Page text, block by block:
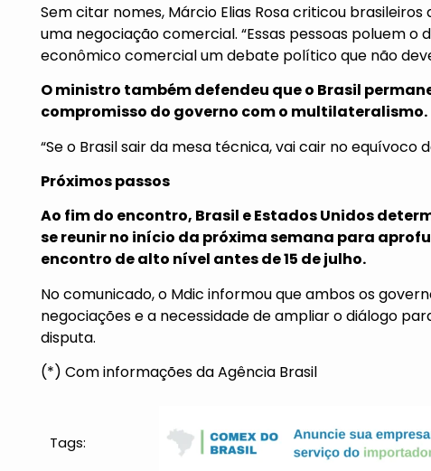
Sem citar nomes, Márcio Elias Rosa criticou
uma negociação comercial. “Essas pessoas poluem
econômico comercial um debate político que não
O ministro também defendeu queo Brasil
compromisso do governo com o multilateralismo.
“Se o Brasil sair da mesa técnica, vai cair no
Próximos passos
Ao fim do encontro, Brasil e Estados Unidos
se reunir no início da próxima semana para
encontro de alto nível antes de 15 de julho.
No comunicado, o Mdic informou que ambos os
negociações e a necessidade de ampliar o diálogo
disputa.
(*) Com informações da Agência Brasil
Tags: